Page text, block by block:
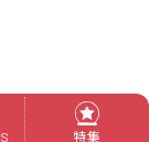
特集